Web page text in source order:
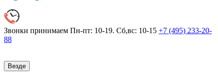
Звонки принимаем Пн-пт: 10-19. Сб,вс: 10-15 +7 (495) 233-20-
88
Везде